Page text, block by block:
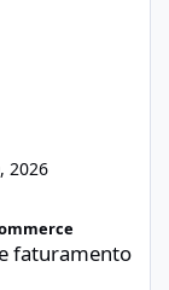
2026
faturamento